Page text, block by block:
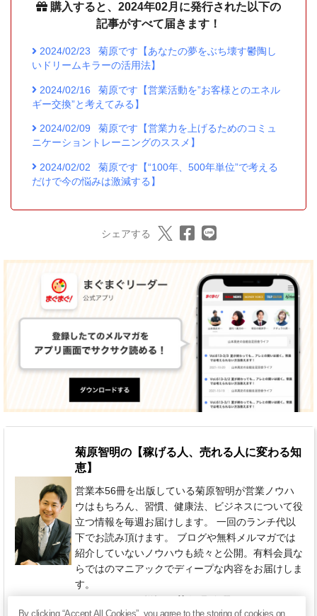
購入すると、2024年02月に発行された以下の
記事がすべて届きます！
2024/02/23
菊原です【あなたの夢をぶち壊す鬱陶し
いドリームキラーの活用法】
2024/02/16
菊原です【営業活動を”お客様とのエネル
ギー交換”と考えてみる】
2024/02/09
菊原です【営業力を上げるためのコミュ
ニケーショントレーニングのススメ】
2024/02/02
菊原です【“100年、500年単位”で考える
だけで今の悩みは激減する】
シェアする
菊原智明の【稼げる人、売れる人に変わる知
恵】
営業本56冊を出版している菊原智明が営業ノウハ
ウはもちろん、習慣、健康法、ビジネスについて役
立つ情報を毎週お届けします。 一回のランチ代以
下でお読み頂けます。 ブログや無料メルマガでは
紹介していないノウハウも続々と公開。有料会員な
らではのマニアックでディープな内容をお届けしま
す。
By clicking “Accept All Cookies”, you agree to the storing of cookies on